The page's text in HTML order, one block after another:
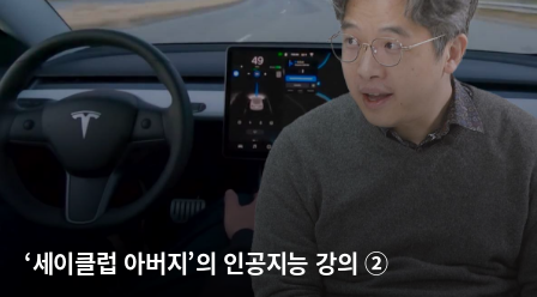
‘세이클럽 아버지’의 인공지능 강의 ②